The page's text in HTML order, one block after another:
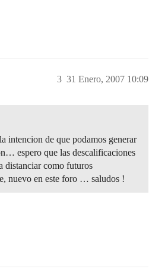
31 Enero, 2007 10:09
3
intencion de que podamos generar
espero que las descalificaciones
distanciar como futuros
nuevo en este foro … saludos !